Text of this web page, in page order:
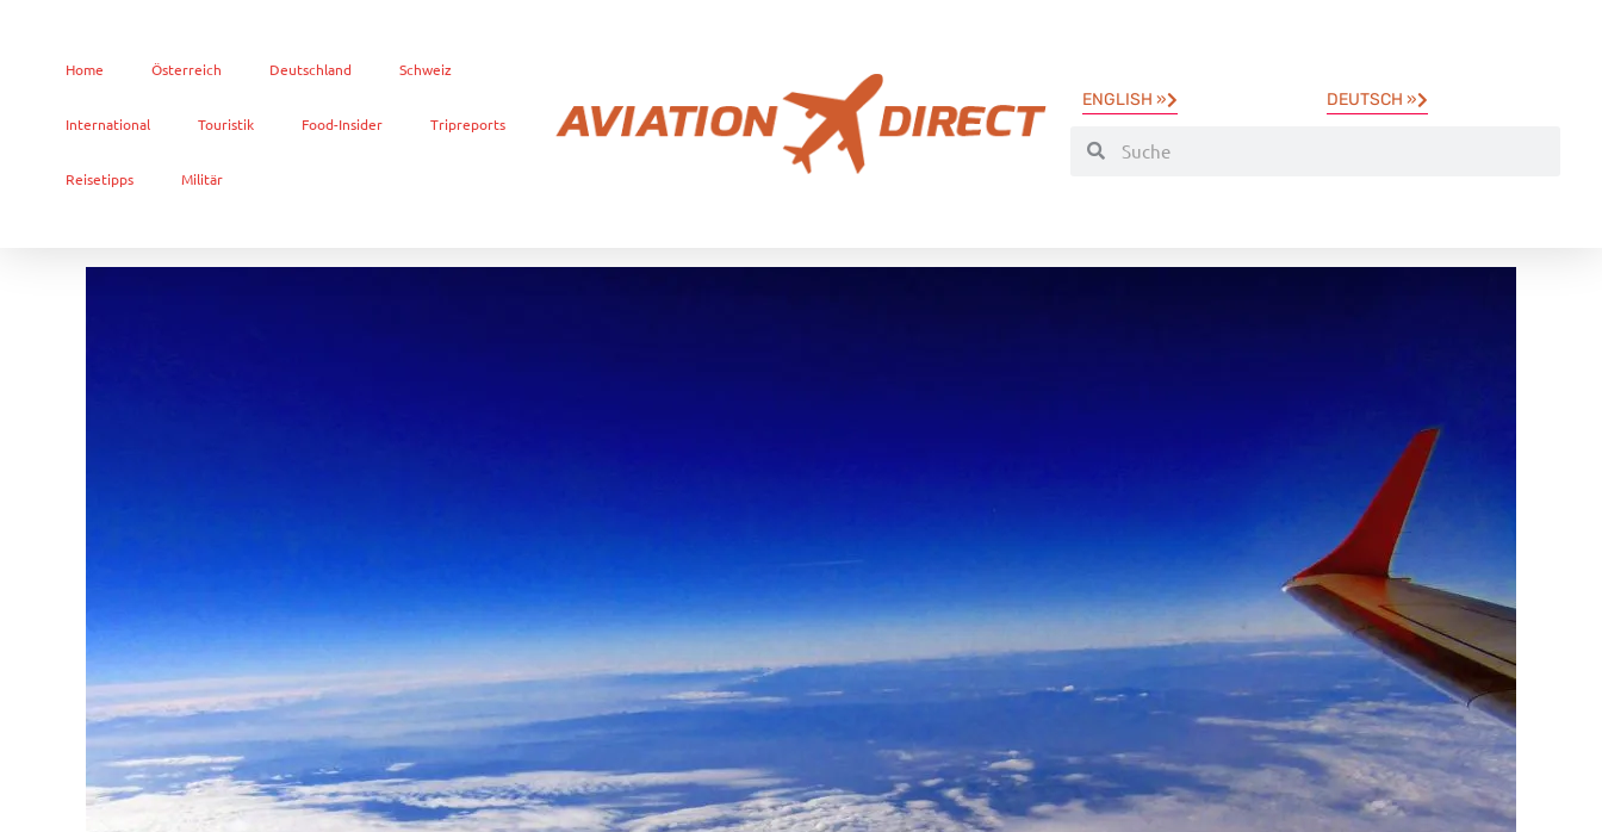
Home Österreich Deutschland Schweiz
International Touristik Food-Insider Tripreports
Reisetipps Militär
ENGLISH » DEUTSCH »